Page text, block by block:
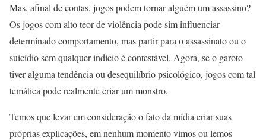
Mas, afinal de contas, jogos podem tornar alguém um assassino?
Os jogos com alto teor de violência pode sim influenciar
determinado comportamento, mas partir para o assassinato ou o
suicídio sem qualquer indicio é contestável. Agora, se o garoto
tiver alguma tendência ou desequilíbrio psicológico, jogos com tal
temática pode realmente criar um monstro.
Temos que levar em consideração o fato da mídia criar suas
próprias explicações, em nenhum momento vimos ou lemos